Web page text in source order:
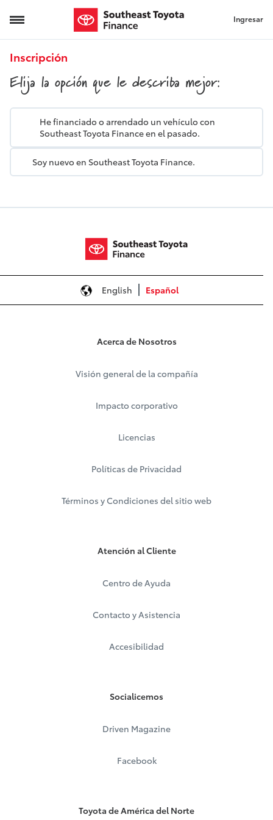
Inscripción Ingresar
Inscripción
Elija la opción que le describa mejor:
He financiado o arrendado un vehículo con
Southeast Toyota Finance en el pasado.
Soy nuevo en Southeast Toyota Finance.
English Español
Acerca de Nosotros
Visión general de la compañía
Impacto corporativo
Licencias
Políticas de Privacidad
Términos y Condiciones del sitio web
Atención al Cliente
Centro de Ayuda
Contacto y Asistencia
Accesibilidad
Socialicemos
Driven Magazine
Facebook
Toyota de América del Norte